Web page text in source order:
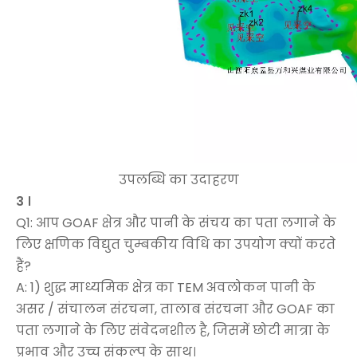
उपलब्धि का उदाहरण
3 ।
Q1: आप GOAF क्षेत्र और पानी के संचय का पता लगाने के
लिए क्षणिक विद्युत चुम्बकीय विधि का उपयोग क्यों करते
हैं?
A: 1) शुद्ध माध्यमिक क्षेत्र का TEM अवलोकन पानी के
असर / संचालन संरचना, तालाब संरचना और GOAF का
पता लगाने के लिए संवेदनशील है, जिसमें छोटी मात्रा के
प्रभाव और उच्च संकल्प के साथ।